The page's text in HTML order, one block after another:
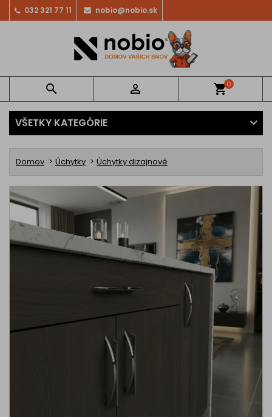
032 321 77 11 nobio@nobio.sk
  shopping_cart0
VŠETKY KATEGÓRIE
Domov Úchytky Úchytky dizajnové